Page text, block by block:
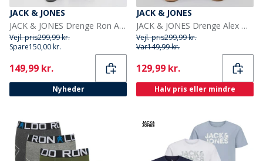
JACK & JONES
JACK & JONES Drenge Ron Akm 823 Jeans Black Denim
Vejl. pris299,99 kr.
Spare150,00 kr.
Current
149,99 kr.
Nyheder
JACK & JONES
JACK & JONES Drenge Alex Norrebro SQ 150 Baggy Fit Jeans Blue Denim
Vejl. pris299,99 kr.
Var149,99 kr.
Current
129,99 kr.
Halv pris eller mindre